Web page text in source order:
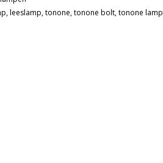
,leeslamp,tonone,tonone bolt,tonone lamp